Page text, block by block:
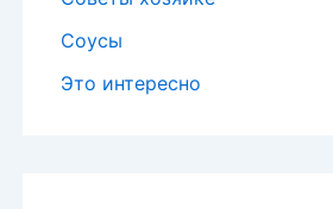
Соусы
Это интересно